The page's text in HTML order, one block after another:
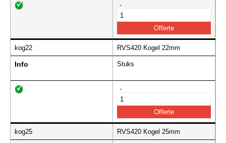
-
kog22 RVS420 Kogel 22mm
Info Stuks
-
kog25 RVS420 Kogel 25mm